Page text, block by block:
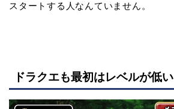
スタートする人なんていません。
ドラクエも最初はレベルが低い